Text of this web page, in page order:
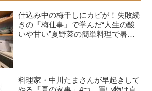
仕込み中の梅干しにカビが！失敗続
きの「梅仕事」で学んだ“人生の酸
いや甘い”夏野菜の簡単料理で暑さ
料理家・中川たまさんが早起きして